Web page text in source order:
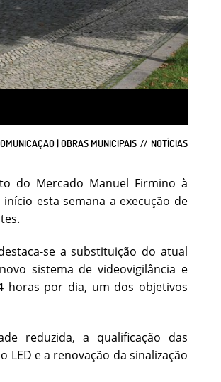
| OBRAS MUNICIPAIS NOTÍCIAS
do Mercado Manuel Firmino à
esta semana a execução de
se a substituição do atual
sistema de videovigilância e
horas por dia, um dos objetivos
reduzida, a qualificação das
e a renovação da sinalização